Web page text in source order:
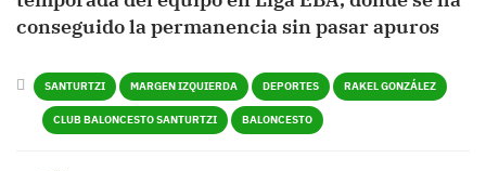
conseguido la permanencia sin pasar apuros
SANTURTZI MARGEN IZQUIERDA DEPORTES RAKEL GONZÁLEZ
CLUB BALONCESTO SANTURTZI BALONCESTO